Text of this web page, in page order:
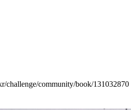
challenge/community/book/131032870